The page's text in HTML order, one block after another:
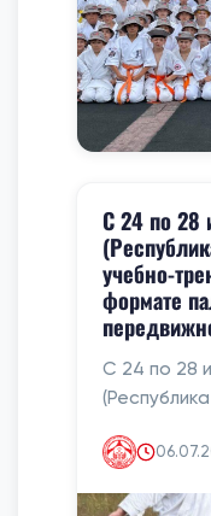
С 24 по 28
учебно-
формате
С 24 по 28